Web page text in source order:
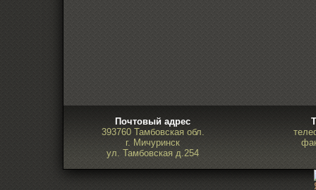
Почтовый адрес
393760 Тамбовская обл.
г. Мичуринск
ул. Тамбовская д.254